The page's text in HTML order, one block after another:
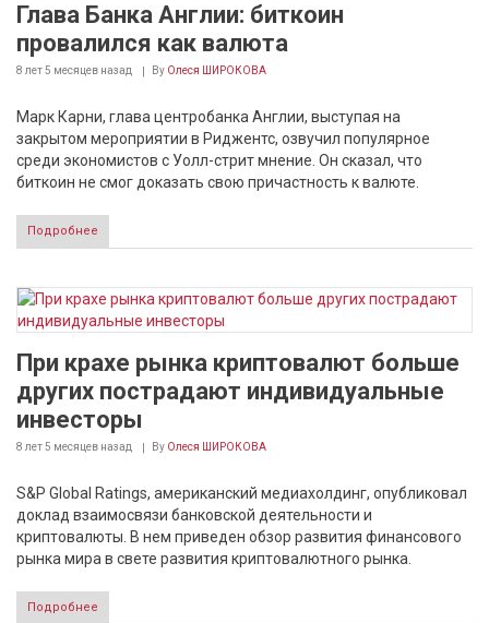
Глава Банка Англии: биткоин
провалился как валюта
8 лет 5 месяцев назад By Олеся ШИРОКОВА
Марк Карни, глава центробанка Англии, выступая на
закрытом мероприятии в Риджентс, озвучил популярное
среди экономистов с Уолл-стрит мнение. Он сказал, что
биткоин не смог доказать свою причастность к валюте.
Подробнее
При крахе рынка криптовалют больше
других пострадают индивидуальные
инвесторы
8 лет 5 месяцев назад By Олеся ШИРОКОВА
S&P Global Ratings, американский медиахолдинг, опубликовал
доклад взаимосвязи банковской деятельности и
криптовалюты. В нем приведен обзор развития финансового
рынка мира в свете развития криптовалютного рынка.
Подробнее